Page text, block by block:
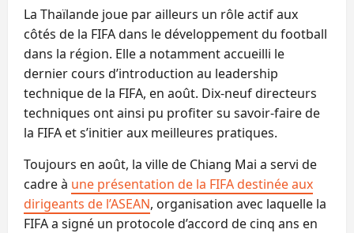
La Thaïlande joue par ailleurs un rôle actif aux
côtés de la FIFA dans le développement du football
dans la région. Elle a notamment accueilli le
dernier cours d’introduction au leadership
technique de la FIFA, en août. Dix-neuf directeurs
techniques ont ainsi pu profiter su savoir-faire de
la FIFA et s’initier aux meilleures pratiques.
Toujours en août, la ville de Chiang Mai a servi de
cadre à une présentation de la FIFA destinée aux
dirigeants de l’ASEAN, organisation avec laquelle la
FIFA a signé un protocole d’accord de cinq ans en